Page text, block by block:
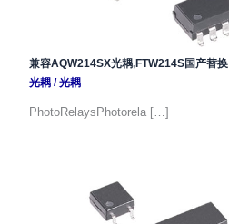
兼容AQW214SX光耦,FTW214S国产替换
光耦/光耦
PhotoRelaysPhotorela […]